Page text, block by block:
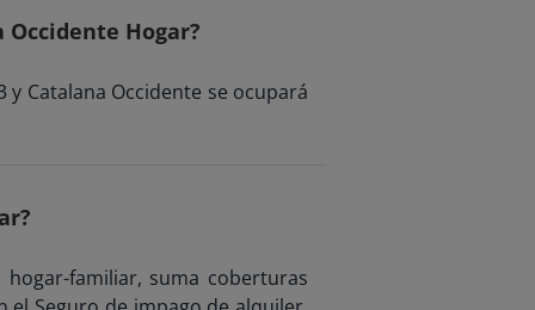
Hogar?
Catalana Occidente se ocupará
familiar, suma coberturas